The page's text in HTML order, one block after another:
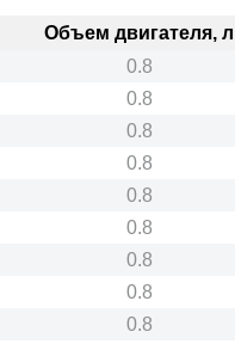
Объем двигателя, л
0.8
0.8
0.8
0.8
0.8
0.8
0.8
0.8
0.8